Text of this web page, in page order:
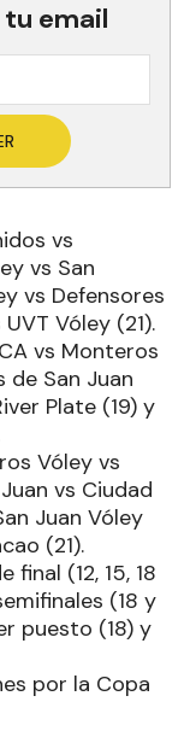
tu email
vs
vs San
vs Defensores
Vóley (21).
vs Monteros
de San Juan
Plate (19) y
Vóley vs
vs Ciudad
Juan Vóley
(21).
final (12, 15, 18
(18 y
puesto (18) y
por la Copa